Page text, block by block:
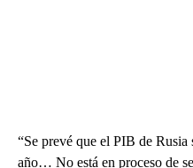
“Se prevé que el PIB de Rusia
año… No está en proceso de